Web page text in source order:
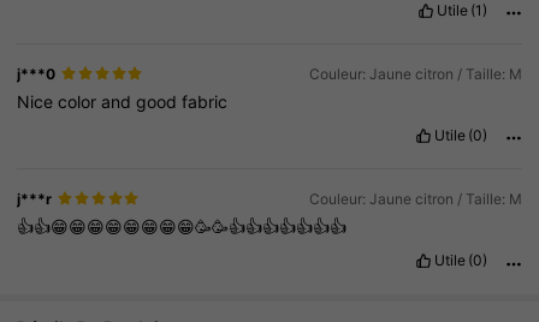
Utile (1)
j***0 Couleur: Jaune citron / Taille: M
Nicecolor andgoodfabric
Utile (0)
j***r Couleur: Jaune citron / Taille: M
👍👍😁😁😁😁😁😁😁😁🥳🥳👍👍👍👍👍👍👍
Utile (0)